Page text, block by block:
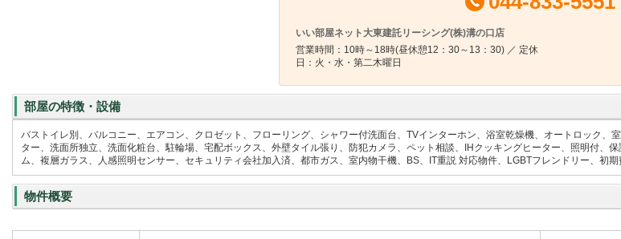
いい部屋ネット大東建託リーシング(株)溝の口店
営業時間：10時～18時(昼休憩12：30～13：30) ／ 定休
日：火・水・第二木曜日
部屋の特徴・設備
バストイレ別、バルコニー、エアコン、クロゼット、フローリング、シャワー付洗面台、TVインターホン、浴室乾燥機、オートロック
ター、洗面所独立、洗面化粧台、駐輪場、宅配ボックス、外壁タイル張り、防犯カメラ、ペット相談、IHクッキングヒーター、照明付
ム、複層ガラス、人感照明センサー、セキュリティ会社加入済、都市ガス、室内物干機、BS、IT重説 対応物件、LGBTフレンドリー、初
物件概要